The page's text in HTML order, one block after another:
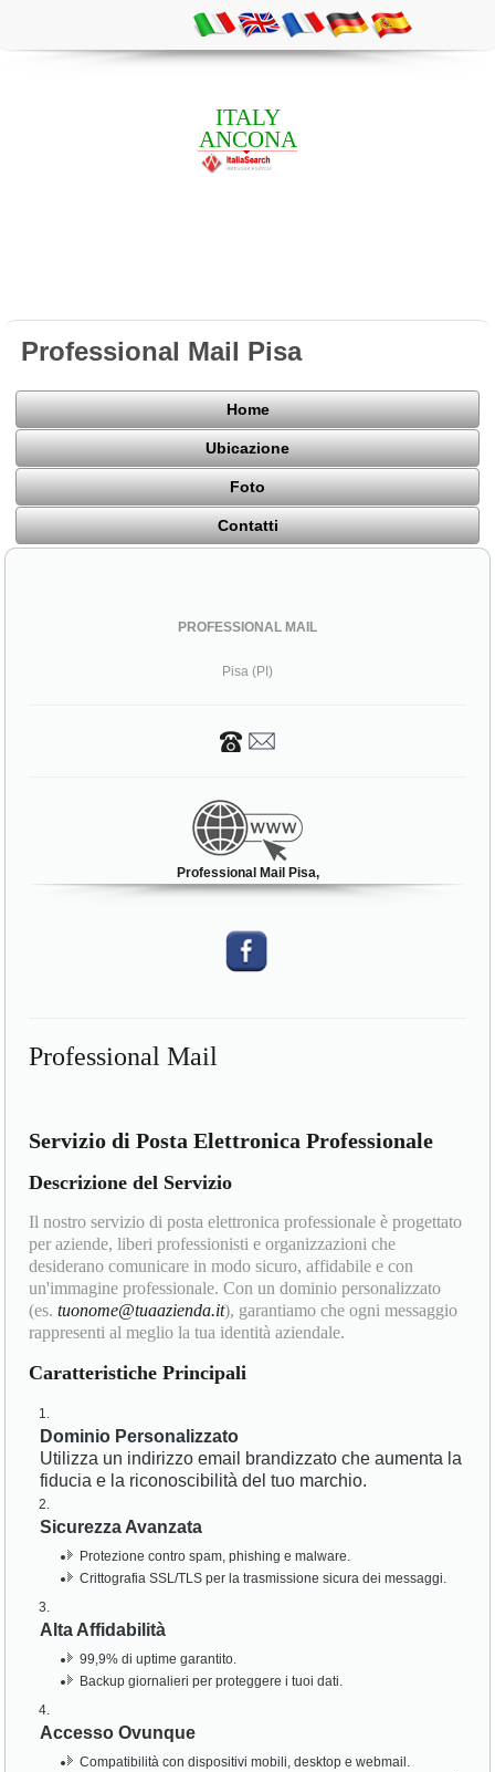
ITALY
ANCONA
Professional Mail Pisa
Home
Ubicazione
Foto
Contatti
PROFESSIONAL MAIL
Pisa (PI)
Professional Mail Pisa,
Professional Mail
Servizio di Posta Elettronica Professionale
Descrizione del Servizio
Il nostro servizio di posta elettronica professionale è progettato
per aziende, liberi professionisti e organizzazioni che
desiderano comunicare in modo sicuro, affidabile e con
un'immagine professionale. Con un dominio personalizzato
(es.tuonome@tuaazienda.it), garantiamo che ogni messaggio
rappresenti al meglio la tua identità aziendale.
Caratteristiche Principali
Dominio Personalizzato
Utilizza un indirizzo email brandizzato che aumenta la
fiducia e la riconoscibilità del tuo marchio.
Sicurezza Avanzata
Protezione contro spam, phishing e malware.
Crittografia SSL/TLS per la trasmissione sicura dei messaggi.
Alta Affidabilità
99,9% di uptime garantito.
Backup giornalieri per proteggere i tuoi dati.
Accesso Ovunque
Compatibilità con dispositivi mobili, desktop e webmail.